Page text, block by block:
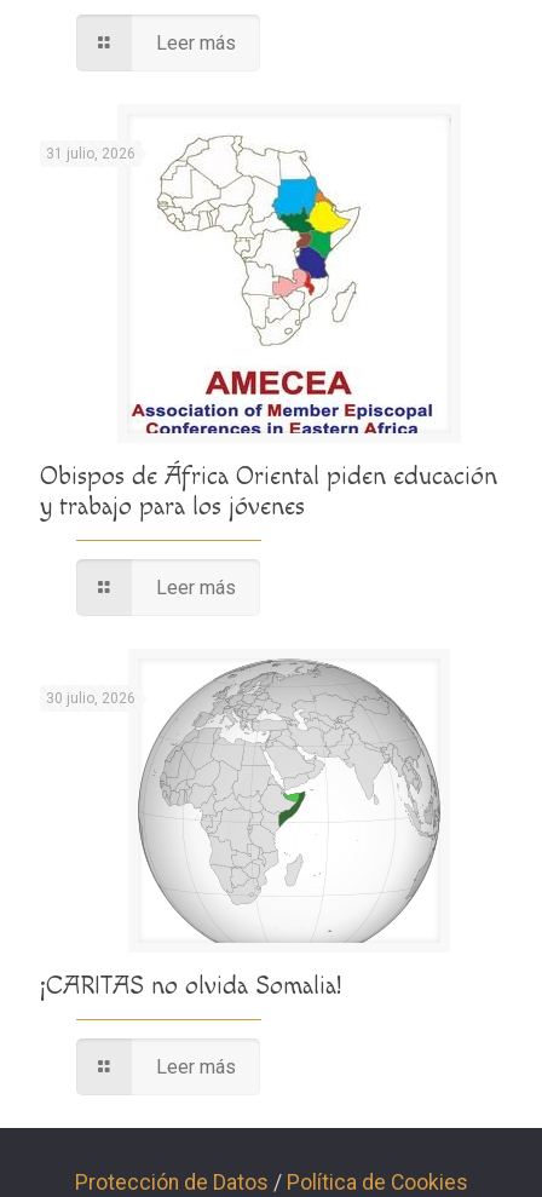
Leer más
31 julio, 2026
Obispos de África Oriental piden educación
y trabajo para los jóvenes
Leer más
30 julio, 2026
¡CARITAS no olvida Somalia!
Leer más
Protección de Datos / Política de Cookies